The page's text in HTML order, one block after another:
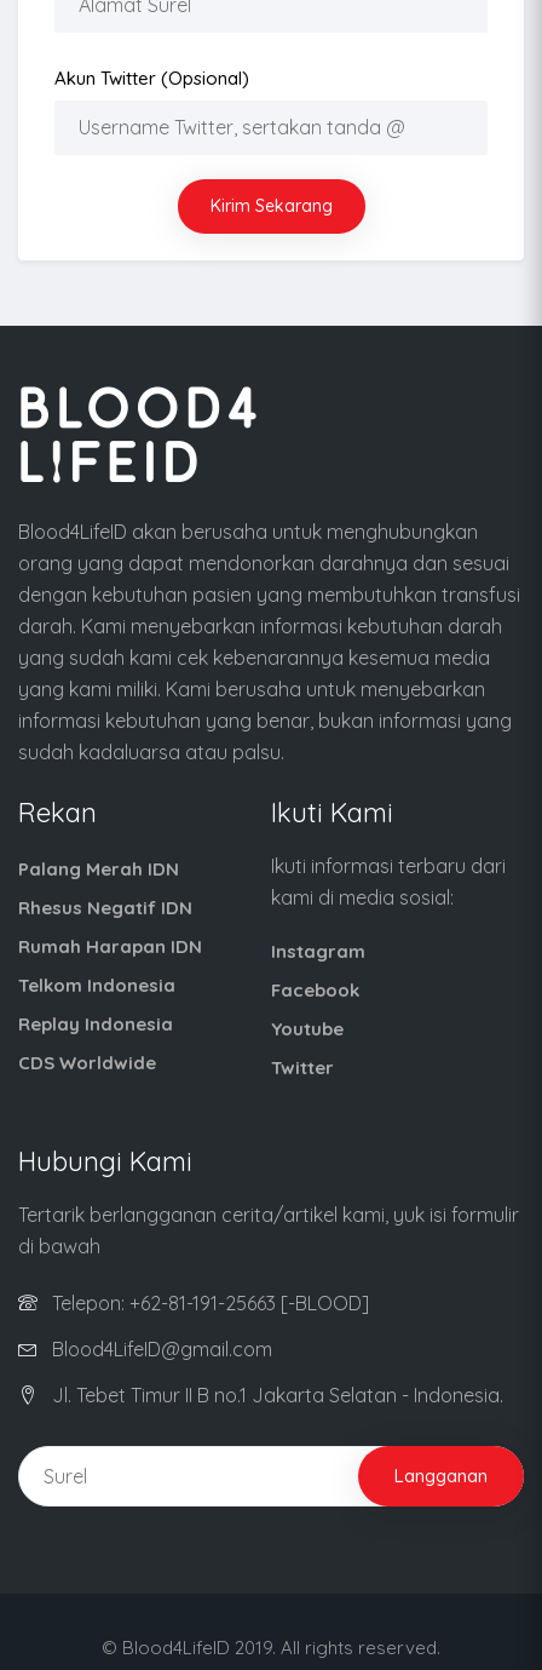
Akun Twitter (opsional)
Kirim Sekarang
Blood4LifeID akan berusaha untuk menghubungkan
orang yang dapat mendonorkan darahnya dan sesuai
dengan kebutuhan pasien yang membutuhkan transfusi
darah. Kami menyebarkan informasi kebutuhan darah
yang sudah kami cek kebenarannya kesemua media
yang kami miliki. Kami berusaha untuk menyebarkan
informasi kebutuhan yang benar, bukan informasi yang
sudah kadaluarsa atau palsu.
Rekan
Palang Merah IDN
Rhesus Negatif IDN
Rumah Harapan IDN
Telkom Indonesia
Replay Indonesia
CDS Worldwide
Ikuti Kami
Ikuti informasi terbaru dari
kami di media sosial:
Instagram
Facebook
Youtube
Twitter
Hubungi Kami
Tertarik berlangganan cerita/artikel kami, yuk isi formulir
di bawah
Telepon: +62-81-191-25663 [-BLOOD]
Blood4LifeID@gmail.com
Jl. Tebet Timur II B no.1 Jakarta Selatan - Indonesia.
Langganan
© Blood4LifeID 2019. All rights reserved.